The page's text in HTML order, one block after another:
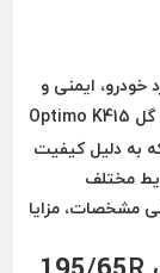
ایمنی و
به دلیل کیفیت
مختلف
مشخصات، مزایا